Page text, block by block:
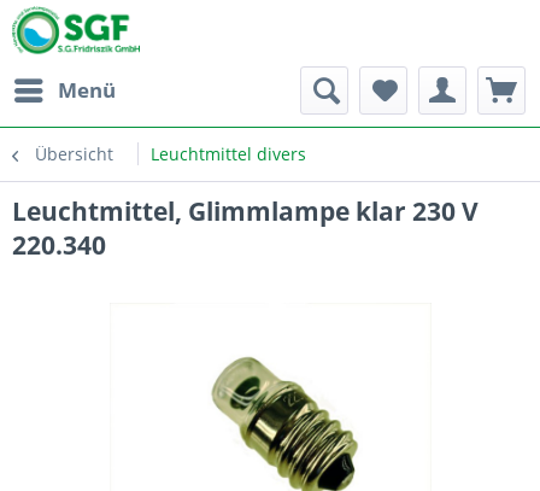
Menü
Übersicht Leuchtmittel divers
Leuchtmittel, Glimmlampe klar 230 V
220.340